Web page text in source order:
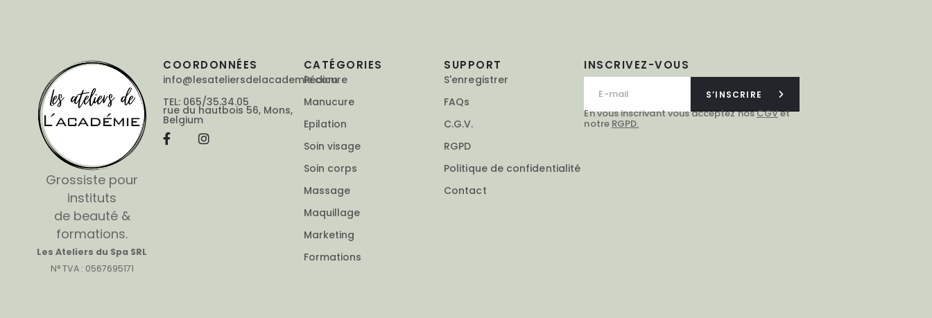
Grossiste pour
instituts
de beauté &
formations.
Les Ateliers du Spa SRL
N° TVA : 0567695171
INSCRIVEZ-VOUS
S’INSCRIRE
En vous inscrivant vous acceptez nosCGVet
notre RGPD.
COORDONNÉES
info@lesateliersdelacademie.com
TEL: 065/35.34.05
rue du hautbois 56, Mons,
Belgium
CATÉGORIES
Pédicure
Manucure
Epilation
Soin visage
Soin corps
Massage
Maquillage
Marketing
Formations
SUPPORT
S'enregistrer
FAQs
C.G.V.
RGPD
Politique de confidentialité
Contact